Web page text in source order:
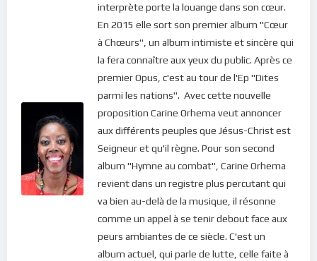
Aujourd’hui, le Christ nous demande de Lui rendre grâce, peu
importe les circonstances de notre vie. Plus qu’une thérapie,
l’action de grâce revêt d’une puissance capable de déplacer les
plus grandes montagnes de notre coeur. Lorsqu’on sent de
l’irritation, de la colère ou de la tristesse monter, il suffit de se
calmer, murmurer le nom du Christ avec conviction et se
souvenir que Lui ne nous abandonnera jamais. Aussitôt, son
amour remplit notre être. On sent sa présence à travers
l’effet de la joie qui emplit notre esprit. Apprenons donc à ne
plus nous accrocher aux situations, mais de mettre toute
notre confiance en Dieu !
Bonne méditation.
Pour vous inscrire directement aux publications, veuillez
interprète porte la louange dans son cœur.
En 2015 elle sort son premier album "Cœur
à Chœurs", un album intimiste et sincère qui
la fera connaître aux yeux du public. Après ce
premier Opus, c'est au tour de l'Ep "Dites
parmi les nations". Avec cette nouvelle
proposition Carine Orhema veut annoncer
aux différents peuples que Jésus-Christ est
Seigneur et qu'il règne. Pour son second
album "Hymne au combat", Carine Orhema
revient dans un registre plus percutant qui
va bien au-delà de la musique, il résonne
comme un appel à se tenir debout face aux
peurs ambiantes de ce siècle. C'est un
album actuel, qui parle de lutte, celle faite à